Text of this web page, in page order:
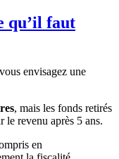
qu’il faut
envisagez une
, mais les fonds retirés
le revenu après 5 ans.
en